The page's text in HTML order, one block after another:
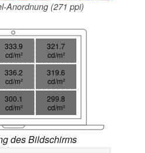
Anordnung (271 ppi)
333.9
cd/m²
321.7
cd/m²
336.2
cd/m²
319.6
cd/m²
300.1
cd/m²
299.8
cd/m²
des Bildschirms